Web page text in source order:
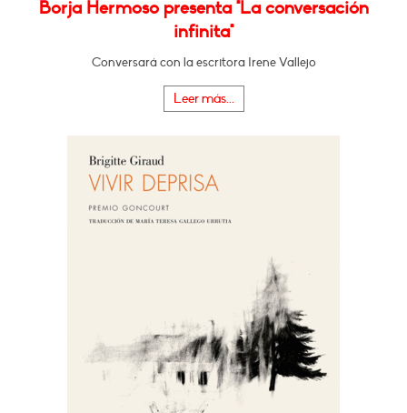
Borja Hermoso presenta "La conversación
infinita"
Conversará con la escritora Irene Vallejo
Leer más...